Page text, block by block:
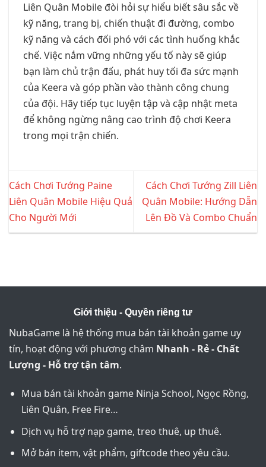
Liên Quân Mobile đòi hỏi sự hiểu biết sâu sắc về
kỹ năng, trang bị, chiến thuật đi đường, combo
kỹ năng và cách đối phó với các tình huống khắc
chế. Việc nắm vững những yếu tố này sẽ giúp
bạn làm chủ trận đấu, phát huy tối đa sức mạnh
của Keera và góp phần vào thành công chung
của đội. Hãy tiếp tục luyện tập và cập nhật meta
để không ngừng nâng cao trình độ chơi Keera
trong mọi trận chiến.
Cách Chơi Tướng Paine
Liên Quân Mobile Hiệu Quả
Cho Người Mới
Cách Chơi Tướng Zill Liên
Quân Mobile: Hướng Dẫn
Lên Đồ Và Combo Chuẩn
Giới thiệu - Quyền riêng tư
NubaGame là hệ thống mua bán tài khoản game uy
tín, hoạt động với phương châm Nhanh - Rẻ - Chất
Lượng - Hỗ trợ tận tâm.
Mua bán tài khoản game Ninja School, Ngọc Rồng,
Liên Quân, Free Fire…
Dịch vụ hỗ trợ nạp game, treo thuê, up thuê.
Mở bán item, vật phẩm, giftcode theo yêu cầu.